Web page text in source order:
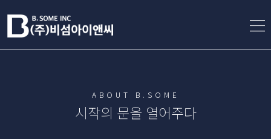
ABOUT B.SOME
시작의 문을 열어주다